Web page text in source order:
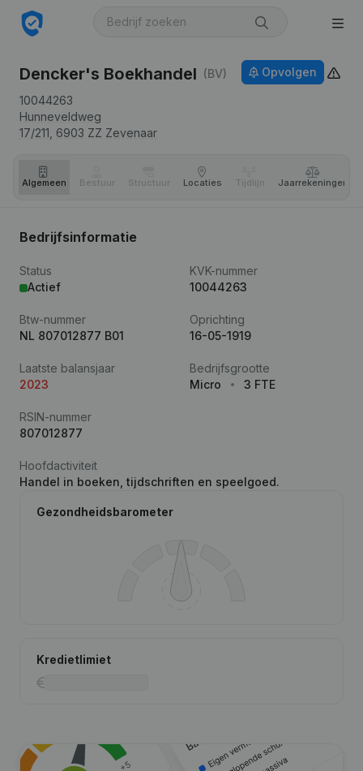
Dencker's Boekhandel (BV)
10044263
Hunneveldweg
17/211, 6903 ZZ Zevenaar
Opvolgen
Algemeen Bestuur Structuur Locaties Tijdlijn Jaar­rekeningen
Bedrijfsinformatie
Status
Actief
KVK-nummer
10044263
Btw-nummer
NL 807012877 B01
Oprichting
16-05-1919
Laatste balansjaar
2023
Bedrijfsgrootte
Micro
3 FTE
RSIN-nummer
807012877
Hoofdactiviteit
Handel in boeken, tijdschriften en speelgoed.
Gezondheidsbarometer
Kredietlimiet